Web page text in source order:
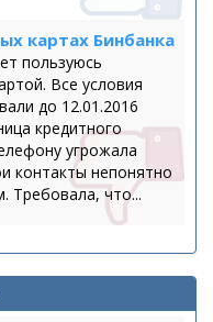
картах Бинбанка
пользуюсь
Все условия
до 12.01.2016
кредитного
угрожала
контакты непонятно
Требовала, что...